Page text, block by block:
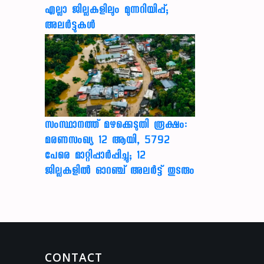
എല്ലാ ജില്ലകളിലും മുന്നറിയിപ്പ്;
അലർട്ടുകൾ
സംസ്ഥാനത്ത് മഴക്കെടുതി രൂക്ഷം:
മരണസംഖ്യ 12 ആയി, 5792
പേരെ മാറ്റിപ്പാർപ്പിച്ചു; 12
ജില്ലകളിൽ ഓറഞ്ച് അലർട്ട് തുടരും
CONTACT